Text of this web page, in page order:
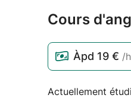
Cours
Àpd 19 € /h
Actuellement